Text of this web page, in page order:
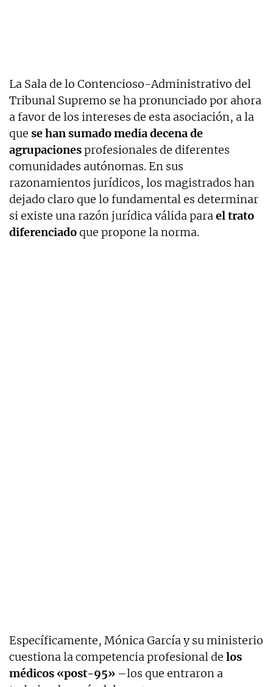
La Sala de lo Contencioso-Administrativo del
Tribunal Supremo se ha pronunciado por ahora
a favor de los intereses de esta asociación, a la
que se han sumado media decena de
agrupacionesprofesionales de diferentes
comunidades autónomas. En sus
razonamientos jurídicos, los magistrados han
dejado claro que lo fundamental es determinar
si existe una razón jurídica válida parael trato
diferenciadoque propone la norma.
Específicamente, Mónica García y su ministerio
cuestiona la competencia profesional de los
médicos «post-95» –los que entraron a